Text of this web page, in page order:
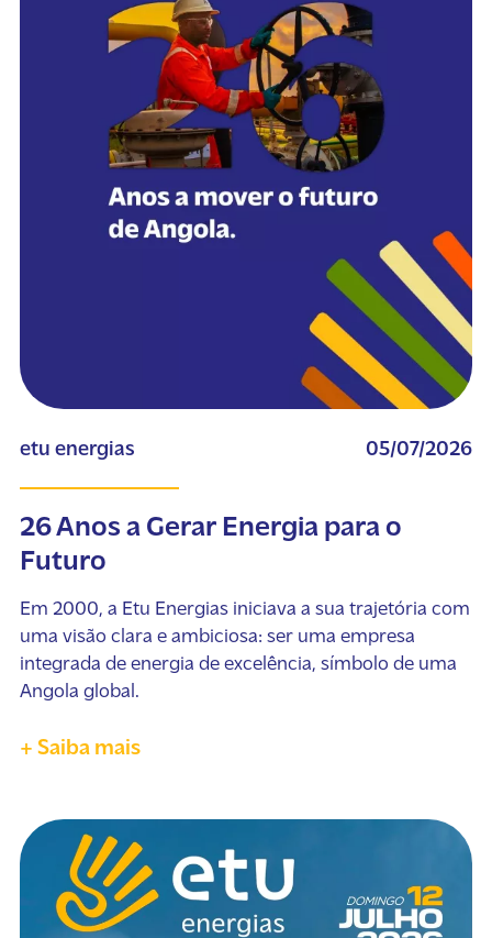
etu energias 05/07/2026
26 Anos a Gerar Energia para o
Futuro
Em 2000, a Etu Energias iniciava a sua trajetória com
uma visão clara e ambiciosa: ser uma empresa
integrada de energia de excelência, símbolo de uma
Angola global.
+ Saiba mais